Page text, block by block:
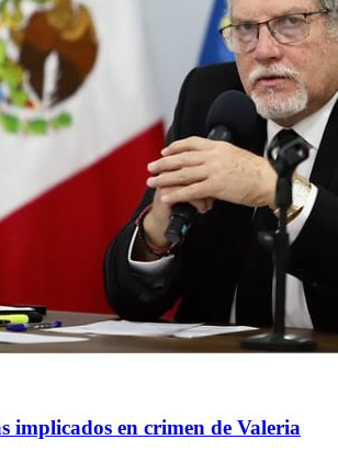
implicados en crimen de Valeria